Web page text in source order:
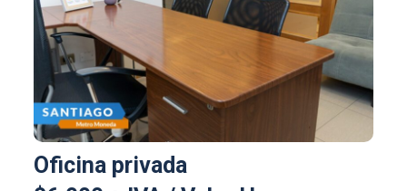
Oficina privada